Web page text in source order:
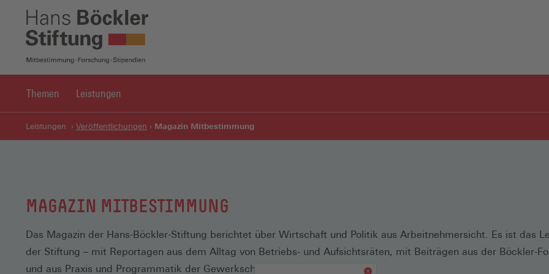
Themen Leistungen
Leistungen Veröffentlichungen Magazin Mitbestimmung
MAGAZIN MITBESTIMMUNG
Das Magazin der Hans-Böckler-Stiftung berichtet über Wirtschaft und Politik aus Arbeitnehmersicht. Es ist das
der Stiftung – mit Reportagen aus dem Alltag von Betriebs- und Aufsichtsräten, mit Beiträgen aus der Böckler-
und aus Praxis und Programmatik der Gewerkschaften.